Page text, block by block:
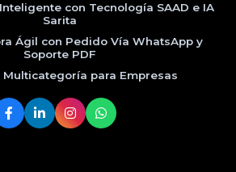
con Tecnología SAAD e IA
Sarita
Ágil con Pedido Vía WhatsApp y
Soporte PDF
para Empresas